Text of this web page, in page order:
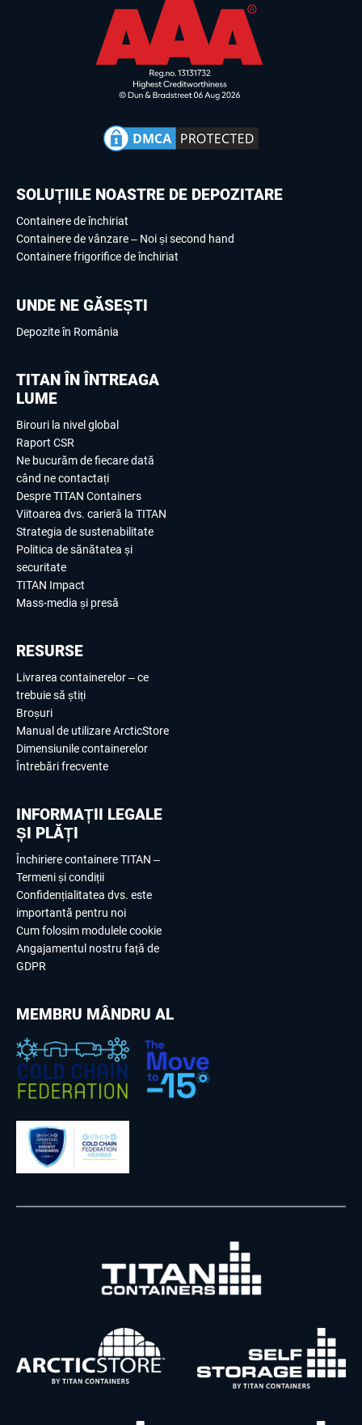
SOLUȚIILE NOASTRE DE DEPOZITARE
Containere de închiriat
Containere de vânzare – Noi și second hand
Containere frigorifice de închiriat
UNDE NE GĂSEȘTI
Depozite în România
TITAN ÎN ÎNTREAGA
LUME
Birouri la nivel global
Raport CSR
Ne bucurăm de fiecare dată
când ne contactați
Despre TITAN Containers
Viitoarea dvs. carieră la TITAN
Strategia de sustenabilitate
Politica de sănătatea și
securitate
TITAN Impact
Mass-media și presă
RESURSE
Livrarea containerelor – ce
trebuie să știți
Broșuri
Manual de utilizare ArcticStore
Dimensiunile containerelor
Întrebări frecvente
INFORMAȚII LEGALE
ȘI PLĂȚI
Închiriere containere TITAN –
Termeni și condiții
Confidențialitatea dvs. este
importantă pentru noi
Cum folosim modulele cookie
Angajamentul nostru față de
GDPR
MEMBRU MÂNDRU AL